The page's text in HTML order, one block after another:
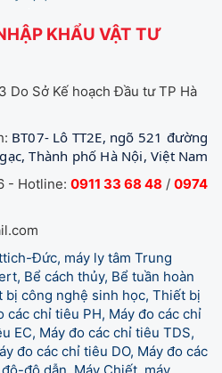
KHẨU VẬT TƯ
Do Sở Kế hoạch Đầu tư TP Hà
BT07- Lô TT2E, ngõ 521 đường
Thành phố Hà Nội, Việt Nam
- Hotline: 0911 33 68 48 / 0974
Đức, máy ly tâm Trung
Bể cách thủy, Bể tuần hoàn
bị công nghệ sinh học, Thiết bị
các chỉ tiêu PH, Máy đo các chỉ
EC, Máy đo các chỉ tiêu TDS,
đo các chỉ tiêu DO, Máy đo các
độ dẫn, Máy Chiết, máy